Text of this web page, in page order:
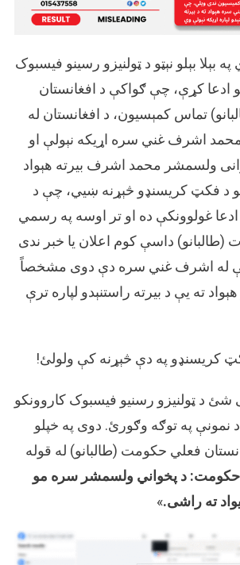
ولسمشر
اشرف
سره
د
را
ستنېدو
موخه
اړیکه
نېولې؟
په بېلا بېلو نېټو د ټولنیزو رسینو فیسبوک
ادعا کړې، چې ګواکې د افغانستان
تماس کمېسیون، د افغانستان له
اشرف غني سره اړیکه نېولې او
ولسمشر محمد اشرف بیرته هېواد
د فکټ کریسنډو څېړنه ښیي، چې د
ادعا غولوونکې ده او تر اوسه په رسمي
(طالبانو) داسې کوم اعلان یا خبر ندی
له اشرف غني سره دې دوی مشخصاً
ته یې د بیرته راستنېدو لپاره ترې
کریسنډو په دې څېړنه کې ولولئ!
د ټولنیزو رسنیو فیسبوک کاروونکو
نمونې په توګه وګورئ. دوی په خپلو
فعلي حکومت (طالبانو) له قوله
حکومت: د پخواني ولسمشر سره مو
ته راشى.»